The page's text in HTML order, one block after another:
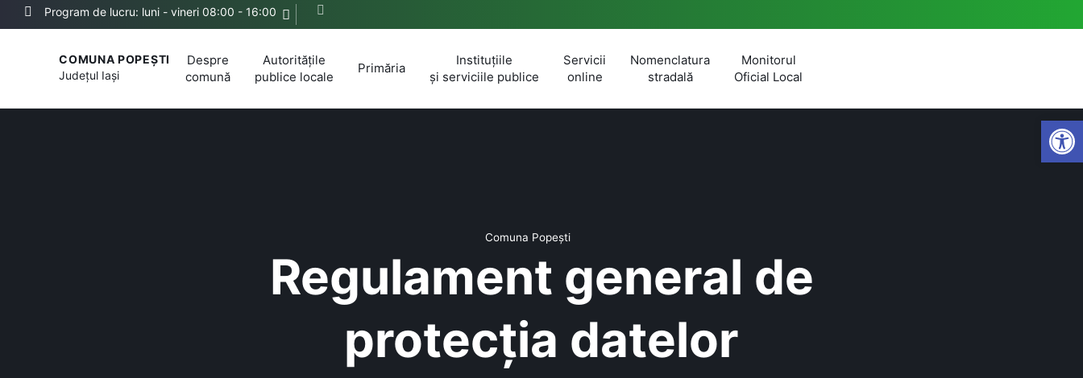
Program de lucru: luni - vineri 08:00 - 16:00
COMUNA POPEȘTI
Județul Iași
Despre
comună
Autoritățile
publice locale
Primăria
Instituțiile
și serviciile publice
Servicii
online
Nomenclatura
stradală
Monitorul
Oficial Local
Comuna Popești
Regulament general de
protecția datelor